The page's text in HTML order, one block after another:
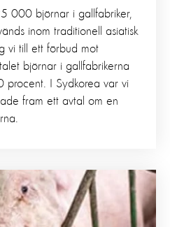
000 björnar i gallfabriker,
inom traditionell asiatisk
vi till ett förbud mot
björnar i gallfabrikerna
procent. I Sydkorea var vi
fram ett avtal om en